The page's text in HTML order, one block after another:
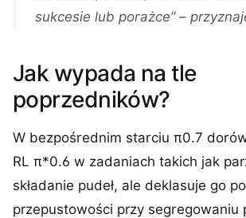
sukcesie lub porażce” –
Jak wypada na tle
poprzedników?
W bezpośrednim starciu π0.7
RL π*0.6 w zadaniach takich jak
składanie pudeł, ale deklasuje go
przepustowości przy segregowaniu